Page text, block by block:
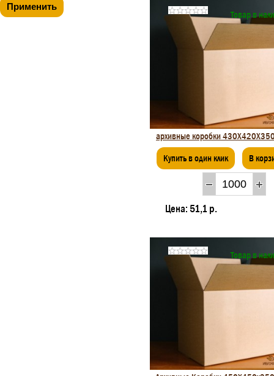
Товар в
архивные коробки
Купить в один клик В
Цена: 51,1 р.
Товар в